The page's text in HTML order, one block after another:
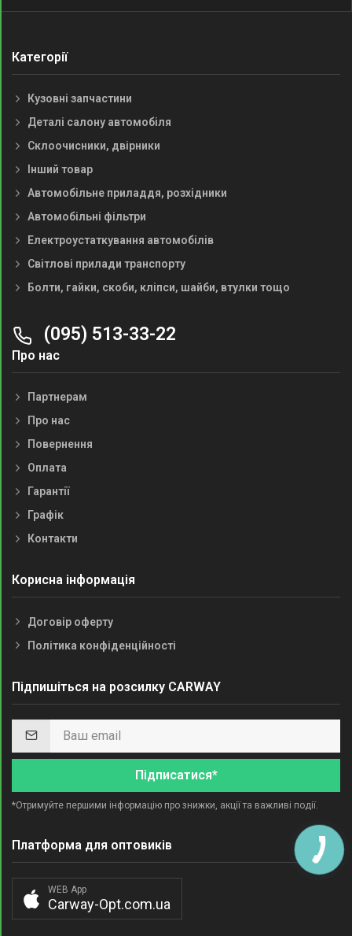
Категорії
Кузовні запчастини
Деталі салону автомобіля
Склоочисники, двірники
Інший товар
Автомобільне приладдя, розхідники
Автомобільні фільтри
Електроустаткування автомобілів
Світлові прилади транспорту
Болти, гайки, скоби, кліпси, шайби, втулки тощо
(095) 513-33-22
Про нас
Партнерам
Про нас
Повернення
Оплата
Гарантії
Графік
Контакти
Корисна інформація
Договір оферту
Політика конфіденційності
Підпишіться на розсилку CARWAY
Підписатися*
*Отримуйте першими інформацію про знижки, акції та важливі події.
Платформа для оптовиків
WEB App
Carway-Opt.com.ua